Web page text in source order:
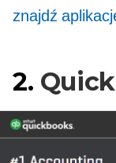
znajdź
2.